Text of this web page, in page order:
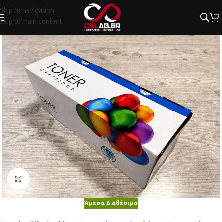
Skip to navigation
Skip to main content
Κλικ για μεγέθυνση
Άμεσα Διαθέσιμο